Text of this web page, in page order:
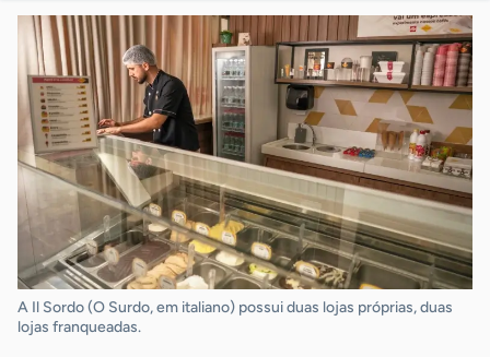
de
Notícias
A Il Sordo (O Surdo, em italiano) possui duas lojas próprias, duas
lojas franqueadas.